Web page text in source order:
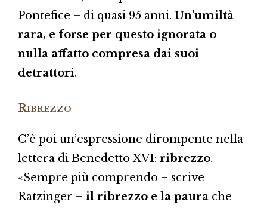
Pontefice – di quasi 95 anni. Un’umiltà
rara, e forse per questo ignorata o
nulla affatto compresa dai suoi
detrattori.
Ribrezzo
C’è poi un’espressione dirompente nella
lettera di Benedetto XVI: ribrezzo.
«Sempre più comprendo – scrive
Ratzinger – il ribrezzo e la paura che